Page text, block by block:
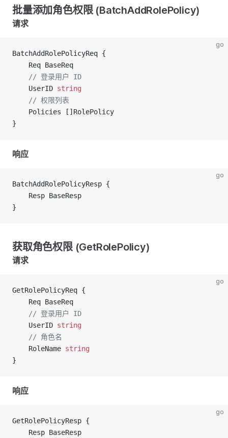
批量添加角色权限 (BatchAddRolePolicy)
请求
go
BatchAddRolePolicyReq {
	Req BaseReq
	// 登录用户 ID
	UserID
string
	// 权限列表
	Policies []RolePolicy
}
响应
go
BatchAddRolePolicyResp {
	Resp BaseResp
}
获取角色权限 (GetRolePolicy)
请求
go
GetRolePolicyReq {
	Req BaseReq
	// 登录用户 ID
	UserID
string
	// 角色名
	RoleName
string
}
响应
go
GetRolePolicyResp {
	Resp BaseResp